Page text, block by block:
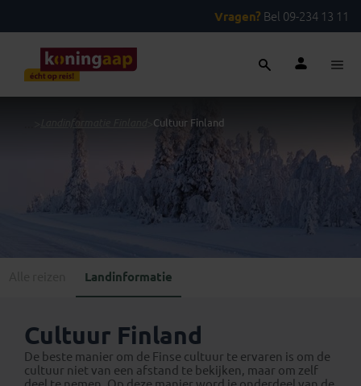
Vragen? Bel 09-234 13 11
Landinformatie Finland Cultuur Finland
Landinformatie
Cultuur Finland
De beste manier om de Finse cultuur te ervaren is om de
cultuur niet van een afstand te bekijken, maar om zelf